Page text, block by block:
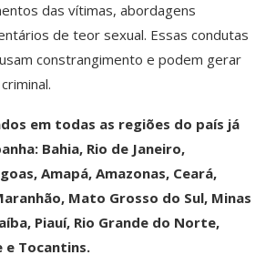
das vítimas, abordagens
de teor sexual. Essas condutas
constrangimento e podem gerar
em todas as regiões do país já
Bahia, Rio de Janeiro,
Amapá, Amazonas, Ceará,
Mato Grosso do Sul, Minas
Piauí, Rio Grande do Norte,
e Tocantins.